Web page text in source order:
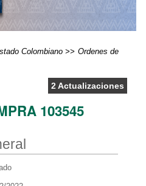
Colombiano
Ordenes de
2 Actualizaciones
103545